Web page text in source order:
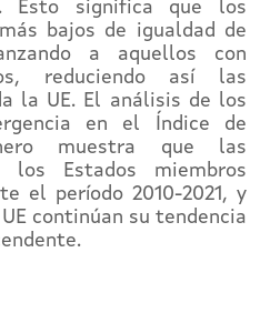
Esto significa que los
bajos de igualdad de
a aquellos con
reduciendo así las
la UE. El análisis de los
en el Índice de
muestra que las
los Estados miembros
el período 2010-2021, y
continúan su tendencia